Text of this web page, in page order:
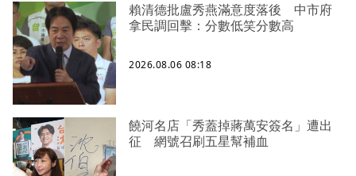
賴清德批盧秀燕滿意度落後 中市府
拿民調回擊：分數低笑分數高
2026.08.06 08:18
饒河名店「秀蓋掉蔣萬安簽名」遭出
征 網號召刷五星幫補血